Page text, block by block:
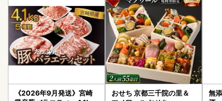
《2026年9月発送》宮崎
おせち 京都三千院の里＆
無